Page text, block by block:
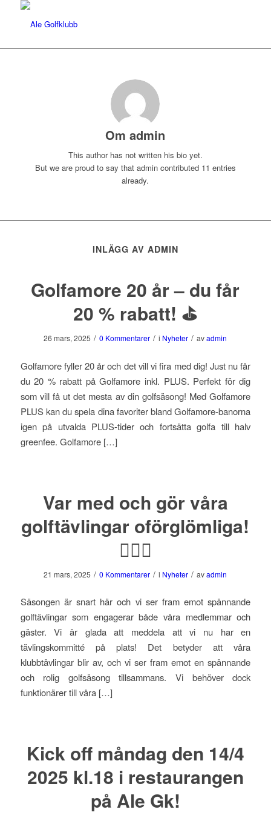
Omadmin
This author has not written his bio yet.
But we are proud to say that admincontributed 11 entries
already.
INLÄGG AV ADMIN
Golfamore 20 år – du får
20 % rabatt! ⛳️
26 mars, 2025 / 0 Kommentarer / i Nyheter / avadmin
Golfamore fyller 20 år och det vill vi fira med dig! Just nu får
du 20 % rabatt på Golfamore inkl. PLUS. Perfekt för dig
som vill få ut det mesta av din golfsäsong! Med Golfamore
PLUS kan du spela dina favoriter bland Golfamore-banorna
igen på utvalda PLUS-tider och fortsätta golfa till halv
greenfee. Golfamore […]
Var med och gör våra
golftävlingar oförglömliga!
🏌️‍♀️⛳️
21 mars, 2025 / 0 Kommentarer / i Nyheter / avadmin
Säsongen är snart här och vi ser fram emot spännande
golftävlingar som engagerar både våra medlemmar och
gäster. Vi är glada att meddela att vi nu har en
tävlingskommitté på plats! Det betyder att våra
klubbtävlingar blir av, och vi ser fram emot en spännande
och rolig golfsäsong tillsammans. Vi behöver dock
funktionärer till våra […]
Kick off måndag den 14/4
2025 kl.18 i restaurangen
på Ale Gk!